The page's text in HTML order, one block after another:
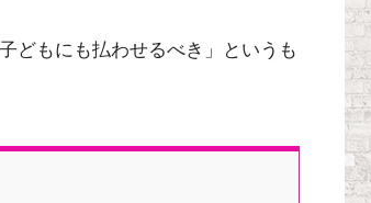
どもにも払わせるべき」というも